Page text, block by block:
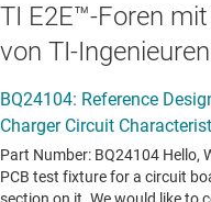
TI E2E™-Foren
von TI-Ingenieuren